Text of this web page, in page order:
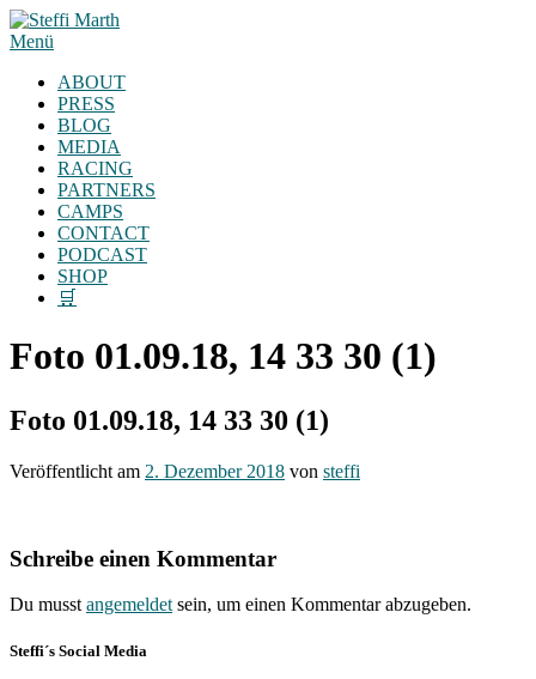
Zum
Inhalt
Menü
ABOUT
PRESS
BLOG
MEDIA
RACING
PARTNERS
CAMPS
CONTACT
PODCAST
SHOP
🛒
Foto 01.09.18, 14 33 30 (1)
Foto 01.09.18, 14 33 30 (1)
Veröffentlicht am 2. Dezember 2018 von steffi
Schreibe einen Kommentar
Du musst angemeldet sein, um einen Kommentar abzugeben.
Steffi´s Social Media